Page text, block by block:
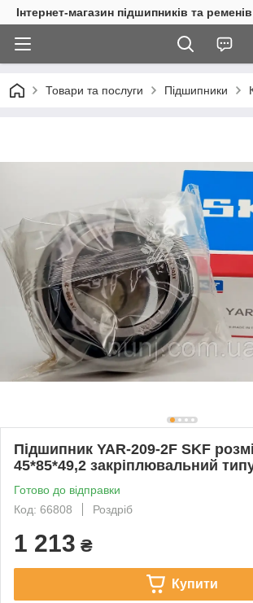
Інтернет-магазин підшипників та
Товари та послуги Підшипники
Підшипник YAR-209-2F SKF
45*85*49,2 закріплювальний
Готово до відправки
Код: 66808
Роздріб
1 213 ₴
Купити